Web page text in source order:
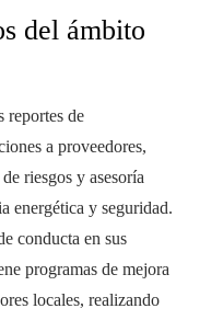
del ámbito
reportes de
a proveedores,
riesgos y asesoría
energética y seguridad.
conducta en sus
programas de mejora
locales, realizando